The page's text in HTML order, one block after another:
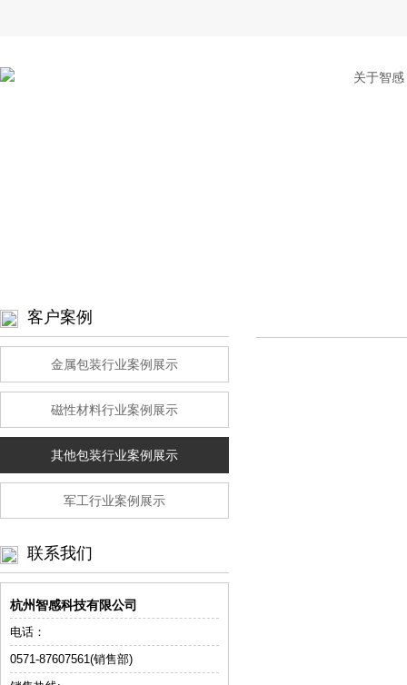
关于智感
客户案例
金属包装行业案例展示
磁性材料行业案例展示
其他包装行业案例展示
军工行业案例展示
联系我们
杭州智感科技有限公司
电话：
0571-87607561(销售部)